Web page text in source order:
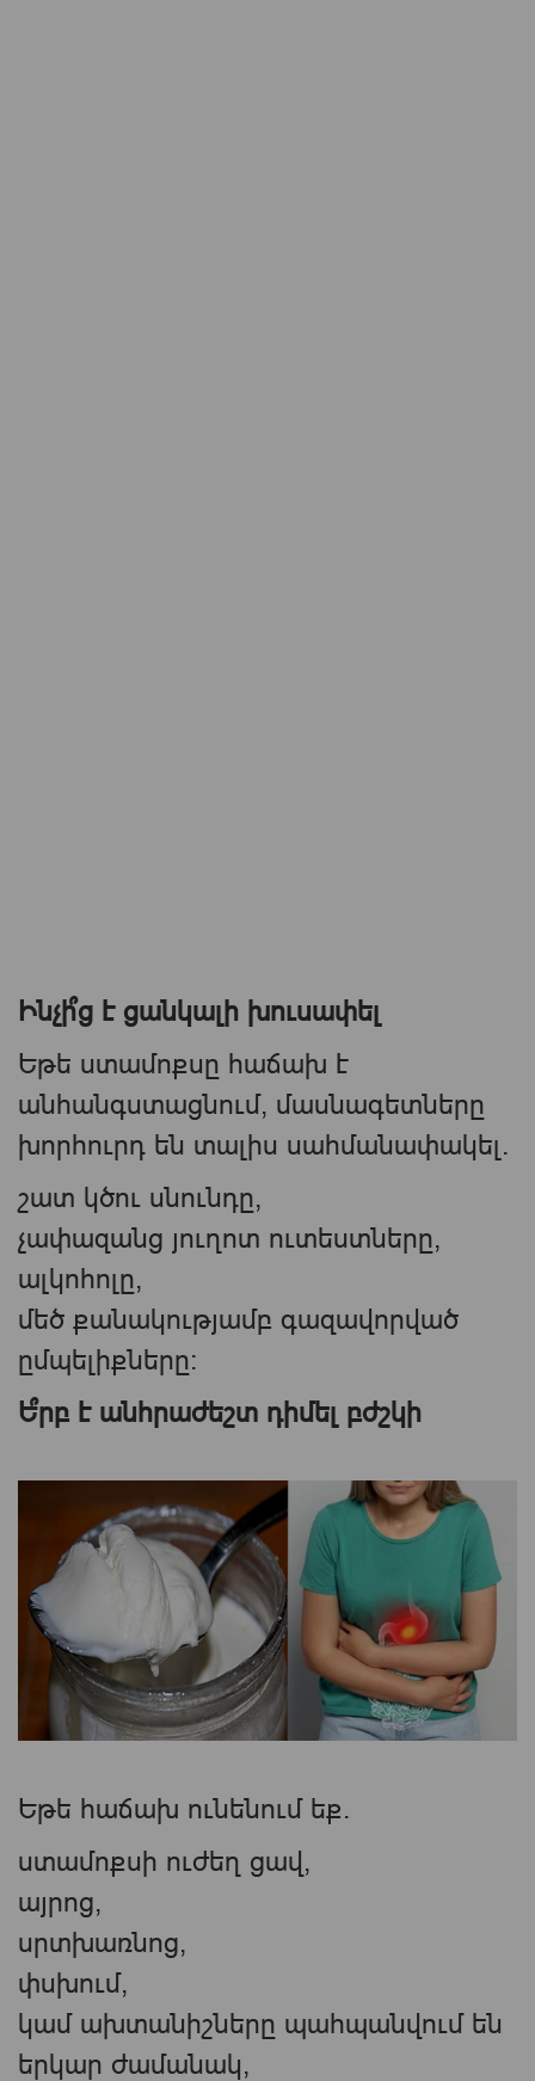
Ինչի՞ց է ցանկալի խուսափել
Եթե ստամոքսը հաճախ է
անհանգստացնում, մասնագետները
խորհուրդ են տալիս սահմանափակել.
շատ կծու սնունդը,
չափազանց յուղոտ ուտեստները,
ալկոհոլը,
մեծ քանակությամբ գազավորված
ըմպելիքները։
Ե՞րբ է անհրաժեշտ դիմել բժշկի
Եթե հաճախ ունենում եք.
ստամոքսի ուժեղ ցավ,
այրոց,
սրտխառնոց,
փսխում,
կամ ախտանիշները պահպանվում են
երկար ժամանակ,